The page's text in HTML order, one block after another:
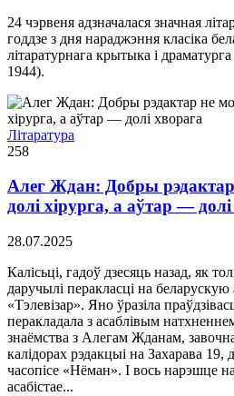
24 чэрвеня адзначалася значная
годдзе з дня нараджэння класіка
літаратурнага крытыка і
1944).
Літаратура
258
Алег Ждан: Добры
долі хірурга, а аўтар —
28.07.2025
Калісьці, гадоў дзесяць назад, як
даручылі перакласці на
«Тэлевізар». Яно ўразіла
перакладала з асаблівым
знаёмства з Алегам Жданам,
калідорах рэдакцыі на Захарава 19,
часопісе «Нёман». І вось нарэшце
асабістае...